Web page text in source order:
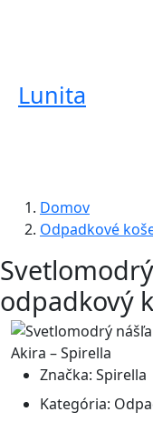
Lunita
Domov
Odpadkové
odpadkový
Značka: Spirella
Kategória: